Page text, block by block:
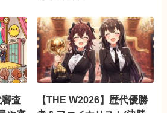
審査
【THE W2026】歴代優勝